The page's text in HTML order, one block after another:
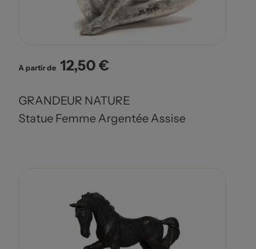
A partir de Prix
12,50 €
GRANDEUR NATURE
Statue Femme Argentée Assise